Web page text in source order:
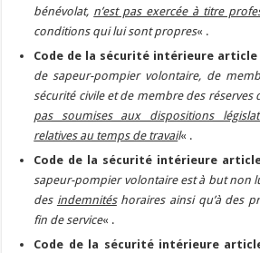
bénévolat, n’est pas exercée à titre
conditions qui lui sont propres« .
Code de la sécurité intérieure article
de sapeur-pompier volontaire, de
sécurité civile et de membre des réserves
pas soumises aux dispositions
relatives au temps de travail« .
Code de la sécurité intérieure article
sapeur-pompier volontaire est à but non
des indemnitéshoraires ainsi qu’à des
fin de service« .
Code de la sécurité intérieure